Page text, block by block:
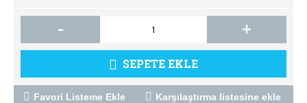
- +
SEPETE EKLE
Favori Listeme Ekle Karşılaştırma listesine ekle